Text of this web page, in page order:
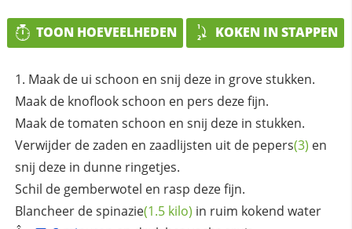
TOON HOEVEELHEDEN KOKEN IN STAPPEN
Maak de ui schoon en snij deze in grove stukken.
Maak de knoflook schoon en pers deze fijn.
Maak de tomaten schoon en snij deze in stukken.
Verwijder de zaden en zaadlijsten uit de pepers(3) en
snij deze in dunne ringetjes.
Schil de gemberwotel en rasp deze fijn.
Blancheer despinazie(1.5 kilo) in ruim kokend water